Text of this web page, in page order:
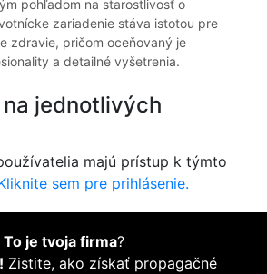
pohľadom na starostlivosť o
zariadenie stáva istotou pre
zdravie, pričom oceňovaný je
a detailné vyšetrenia.
jednotlivých
majú prístup k týmto
sem pre prihlásenie.
To je tvoja firma?
Zistite, ako získať propagačné